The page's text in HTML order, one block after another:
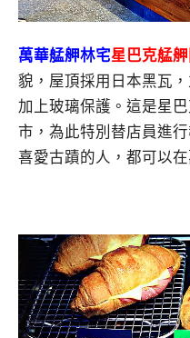
萬華艋舺林宅星巴克艋
貌，屋頂採用日本黑瓦
加上玻璃保護。這是星
市，為此特別替店員進
喜愛古蹟的人，都可以